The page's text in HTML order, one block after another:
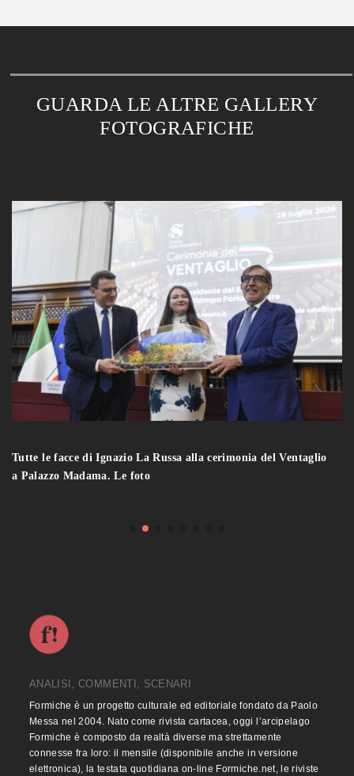
GUARDA LE ALTRE GALLERY
FOTOGRAFICHE
Tutte le facce di Ignazio La Russa alla cerimonia del Ventaglio
a Palazzo Madama. Le foto
ANALISI, COMMENTI, SCENARI
Formiche è un progetto culturale ed editoriale fondato da Paolo
Messa nel 2004. Nato come rivista cartacea, oggi l’arcipelago
Formiche è composto da realtà diverse ma strettamente
connesse fra loro: il mensile (disponibile anche in versione
elettronica), la testata quotidiana on-line Formiche.net, le riviste